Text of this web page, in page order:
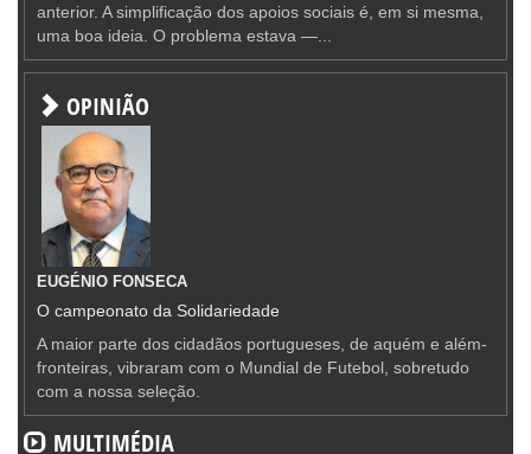
anterior. A simplificação dos apoios sociais é, em si mesma,
uma boa ideia. O problema estava —...
OPINIÃO
EUGÉNIO FONSECA
O campeonato da Solidariedade
A maior parte dos cidadãos portugueses, de aquém e além-
fronteiras, vibraram com o Mundial de Futebol, sobretudo
com a nossa seleção.
MULTIMÉDIA